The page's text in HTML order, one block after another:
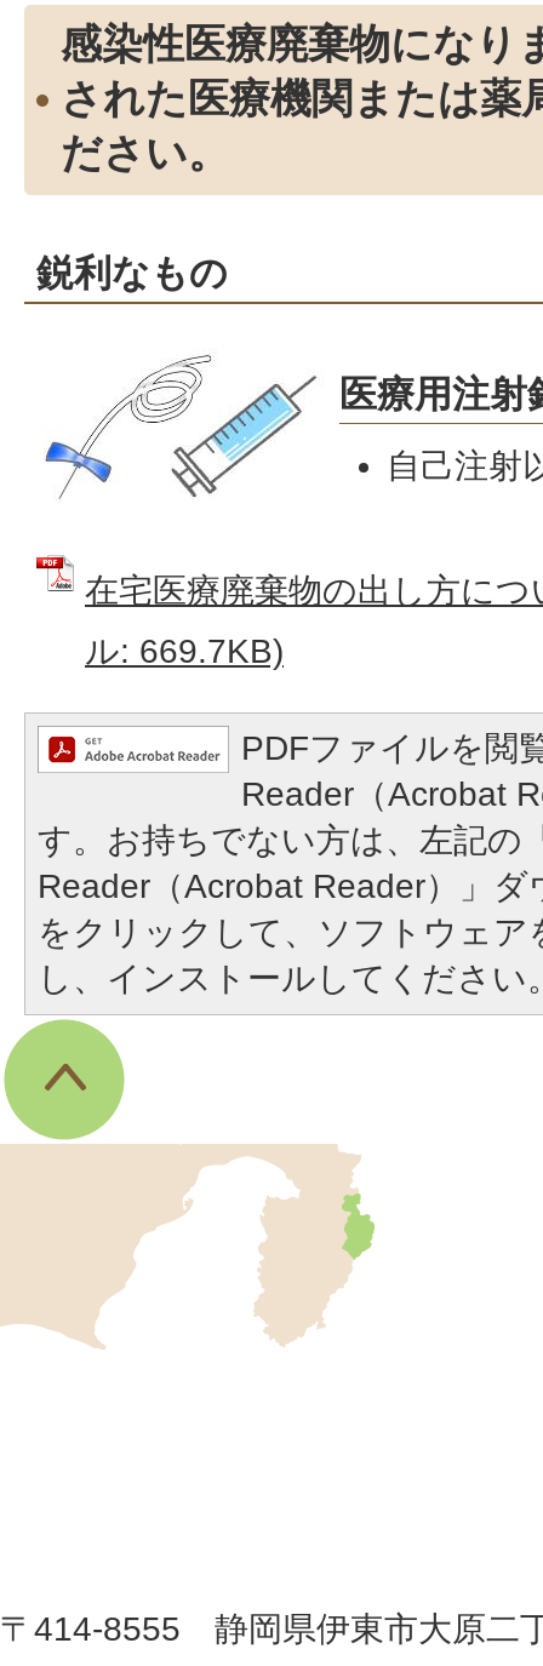
感染性医療廃棄物になり
された医療機関または薬
ださい。
鋭利なもの
医療用注射
自己注射
在宅医療廃棄物の出し方に
ル: 669.7KB)
PDFファイルを閲
Reader（Acrobat
す。お持ちでない方は、左記の
Reader（Acrobat Reader）」
をクリックして、ソフトウェア
し、インストールしてください
地所
〒414-8555 静岡県伊東市大原二